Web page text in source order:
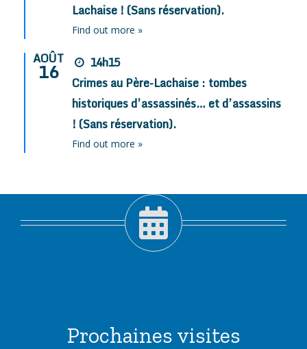
Lachaise ! (Sans réservation).
Find out more »
AOÛT
16
14h15
Crimes au Père-Lachaise : tombes
historiques d’assassinés… et d’assassins
! (Sans réservation).
Find out more »
Prochaines visites